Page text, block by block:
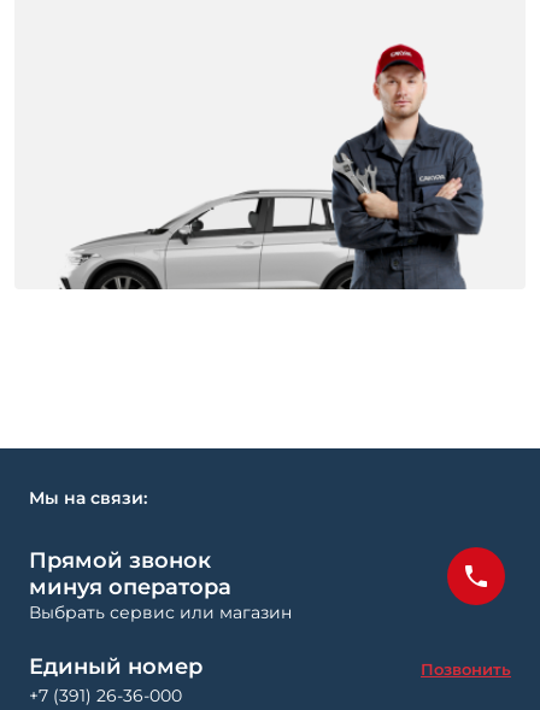
Мы на связи:
Прямой звонок
минуя оператора
Выбрать сервис или магазин
Единый номер Позвонить
+7 (391) 26-36-000